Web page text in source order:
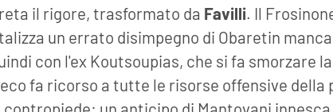
il rigore, trasformato da Favilli. Il
un errato disimpegno di Obaretin
con l'ex Koutsoupias, che si fa smorzare
fa ricorso a tutte le risorse offensive della